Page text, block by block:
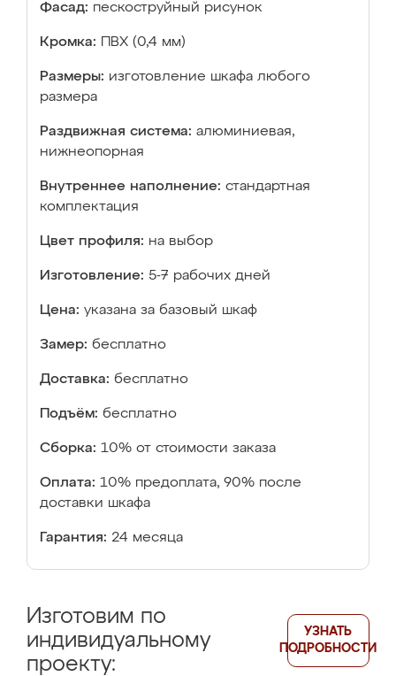
Фасад: пескоструйный рисунок
Кромка: ПВХ (0,4 мм)
Размеры: изготовление шкафа любого
размера
Раздвижная система: алюминиевая,
нижнеопорная
Внутреннее наполнение: стандартная
комплектация
Цвет профиля: на выбор
Изготовление: 5-7 рабочих дней
Цена: указана за базовый шкаф
Замер: бесплатно
Доставка: бесплатно
Подъём: бесплатно
Сборка: 10% от стоимости заказа
Оплата: 10% предоплата, 90% после
доставки шкафа
Гарантия: 24 месяца
Изготовим по
индивидуальному
проекту:
УЗНАТЬ
ПОДРОБНОСТИ